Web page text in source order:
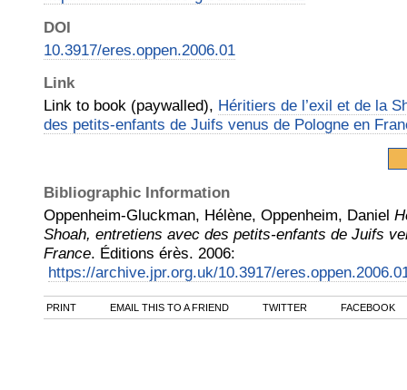
DOI
10.3917/eres.oppen.2006.01
Link
Link to book (paywalled), Héritiers de l’exil et de la
des petits-enfants de Juifs venus de Pologne en
Bibliographic Information
Oppenheim-Gluckman, Hélène, Oppenheim, Daniel
Shoah, entretiens avec des petits-enfants de Juifs
France. Éditions érès. 2006:
https://archive.jpr.org.uk/10.3917/
PRINT EMAIL THIS TO A FRIEND TWITTER FACEBOOK